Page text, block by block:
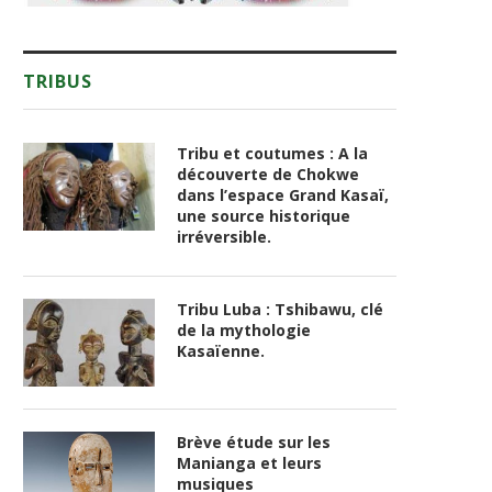
TRIBUS
Tribu et coutumes : A la
découverte de Chokwe
dans l’espace Grand Kasaï,
une source historique
irréversible.
Tribu Luba : Tshibawu, clé
de la mythologie
Kasaïenne.
Brève étude sur les
Manianga et leurs
musiques